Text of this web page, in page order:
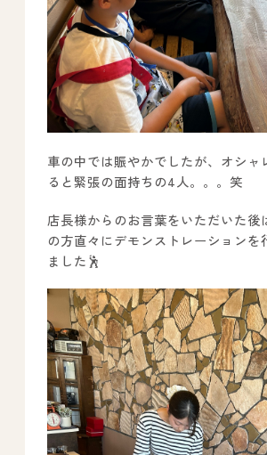
車の中では賑やかでしたが、オシャ
ると緊張の面持ちの4人。。。笑
店長様からのお言葉をいただいた後
の方直々にデモンストレーションを
ました🕺